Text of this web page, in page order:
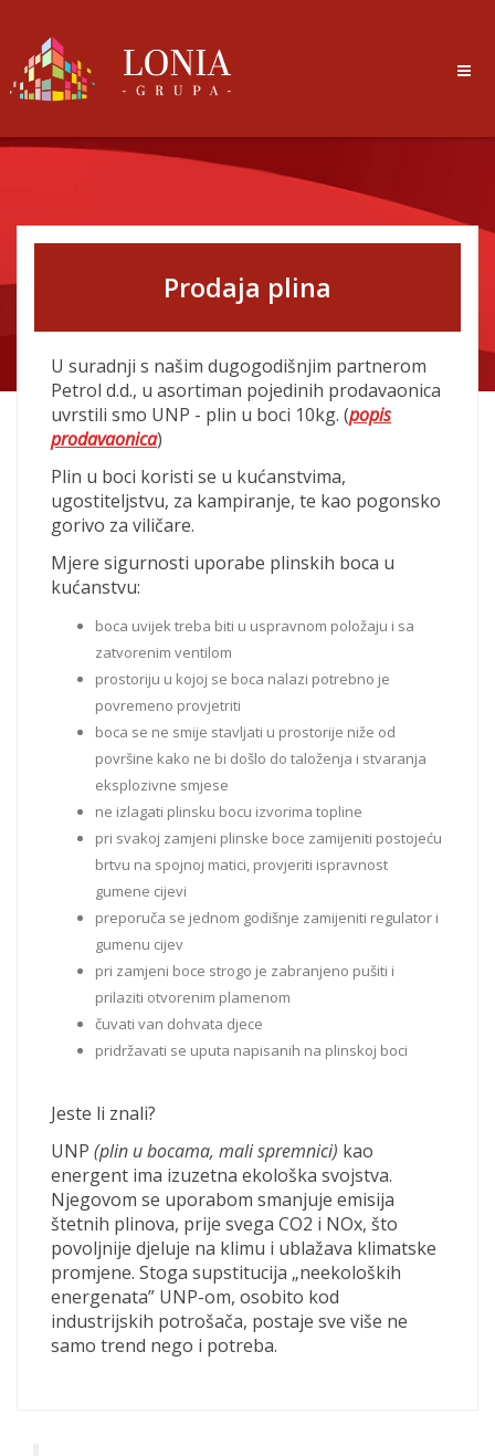
Prodaja plina
U suradnji s našim dugogodišnjim partnerom
Petrol d.d., u asortiman pojedinih prodavaonica
uvrstili smo UNP - plin u boci 10kg. (popis
prodavaonica)
Plin u boci koristi se u kućanstvima,
ugostiteljstvu, za kampiranje, te kao pogonsko
gorivo za viličare.
Mjere sigurnosti uporabe plinskih boca u
kućanstvu:
boca uvijek treba biti u uspravnom položaju i sa
zatvorenim ventilom
prostoriju u kojoj se boca nalazi potrebno je
povremeno provjetriti
boca se ne smije stavljati u prostorije niže od
površine kako ne bi došlo do taloženja i stvaranja
eksplozivne smjese
ne izlagati plinsku bocu izvorima topline
pri svakoj zamjeni plinske boce zamijeniti postojeću
brtvu na spojnoj matici, provjeriti ispravnost
gumene cijevi
preporuča se jednom godišnje zamijeniti regulator i
gumenu cijev
pri zamjeni boce strogo je zabranjeno pušiti i
prilaziti otvorenim plamenom
čuvati van dohvata djece
pridržavati se uputa napisanih na plinskoj boci
Jeste li znali?
UNP (plin u bocama, mali spremnici) kao
energent ima izuzetna ekološka svojstva.
Njegovom se uporabom smanjuje emisija
štetnih plinova, prije svega CO2 i NOx, što
povoljnije djeluje na klimu i ublažava klimatske
promjene. Stoga supstitucija „neekoloških
energenata” UNP-om, osobito kod
industrijskih potrošača, postaje sve više ne
samo trend nego i potreba.